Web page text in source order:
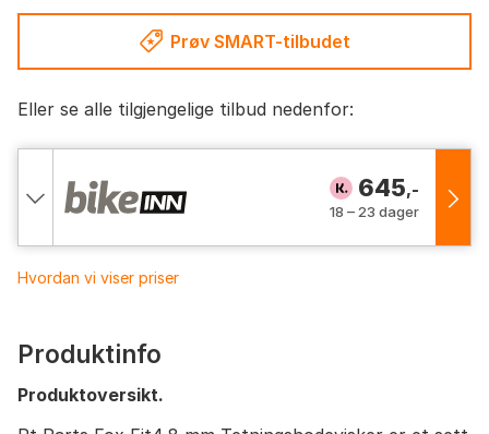
Prøv SMART-tilbudet
Eller se alle tilgjengelige tilbud nedenfor:
645,-
18 – 23 dager
Hvordan vi viser priser
Produktinfo
Produktoversikt.